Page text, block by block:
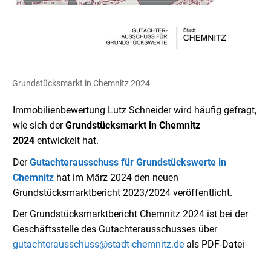
Grundstücksmarkt in Chemnitz 2024
Immobilienbewertung Lutz Schneider wird häufig gefragt,
wie sich derGrundstücksmarkt in Chemnitz
2024 entwickelt hat.
DerGutachterausschuss für Grundstückswerte in
Chemnitz hat im März 2024 den neuen
Grundstücksmarktbericht 2023/2024 veröffentlicht.
Der Grundstücksmarktbericht Chemnitz 2024 ist bei der
Geschäftsstelle des Gutachterausschusses über
gutachterausschuss@stadt-chemnitz.de als PDF-Datei